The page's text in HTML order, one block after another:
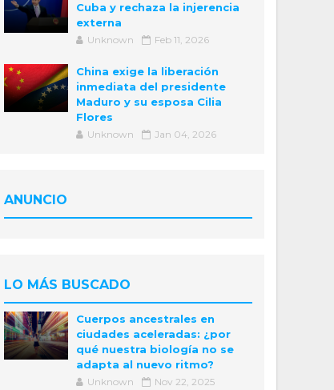
Cuba y rechaza la injerencia
externa
Unknown Feb 11, 2026
China exige la liberación
inmediata del presidente
Maduro y su esposa Cilia
Flores
Unknown Jan 04, 2026
ANUNCIO
LO MÁS BUSCADO
Cuerpos ancestrales en
ciudades aceleradas: ¿por
qué nuestra biología no se
adapta al nuevo ritmo?
Unknown Nov 22, 2025